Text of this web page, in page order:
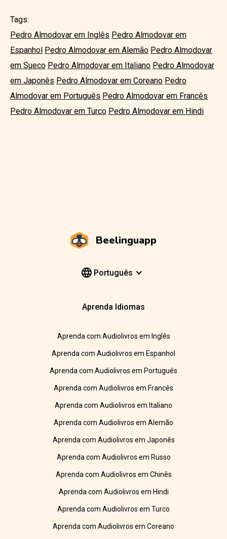
Tags:
Pedro Almodovar em Inglês Pedro Almodovar em
Espanhol Pedro Almodovar em Alemão Pedro Almodovar
em Sueco Pedro Almodovar em Italiano Pedro Almodovar
em Japonês Pedro Almodovar em Coreano Pedro
Almodovar em Português Pedro Almodovar em Francês
Pedro Almodovar em Turco Pedro Almodovar em Hindi
Beelinguapp
Português
Aprenda Idiomas
Aprenda com Audiolivros em Inglês
Aprenda com Audiolivros em Espanhol
Aprenda com Audiolivros em Português
Aprenda com Audiolivros em Francês
Aprenda com Audiolivros em Italiano
Aprenda com Audiolivros em Alemão
Aprenda com Audiolivros em Japonês
Aprenda com Audiolivros em Russo
Aprenda com Audiolivros em Chinês
Aprenda com Audiolivros em Hindi
Aprenda com Audiolivros em Turco
Aprenda com Audiolivros em Coreano